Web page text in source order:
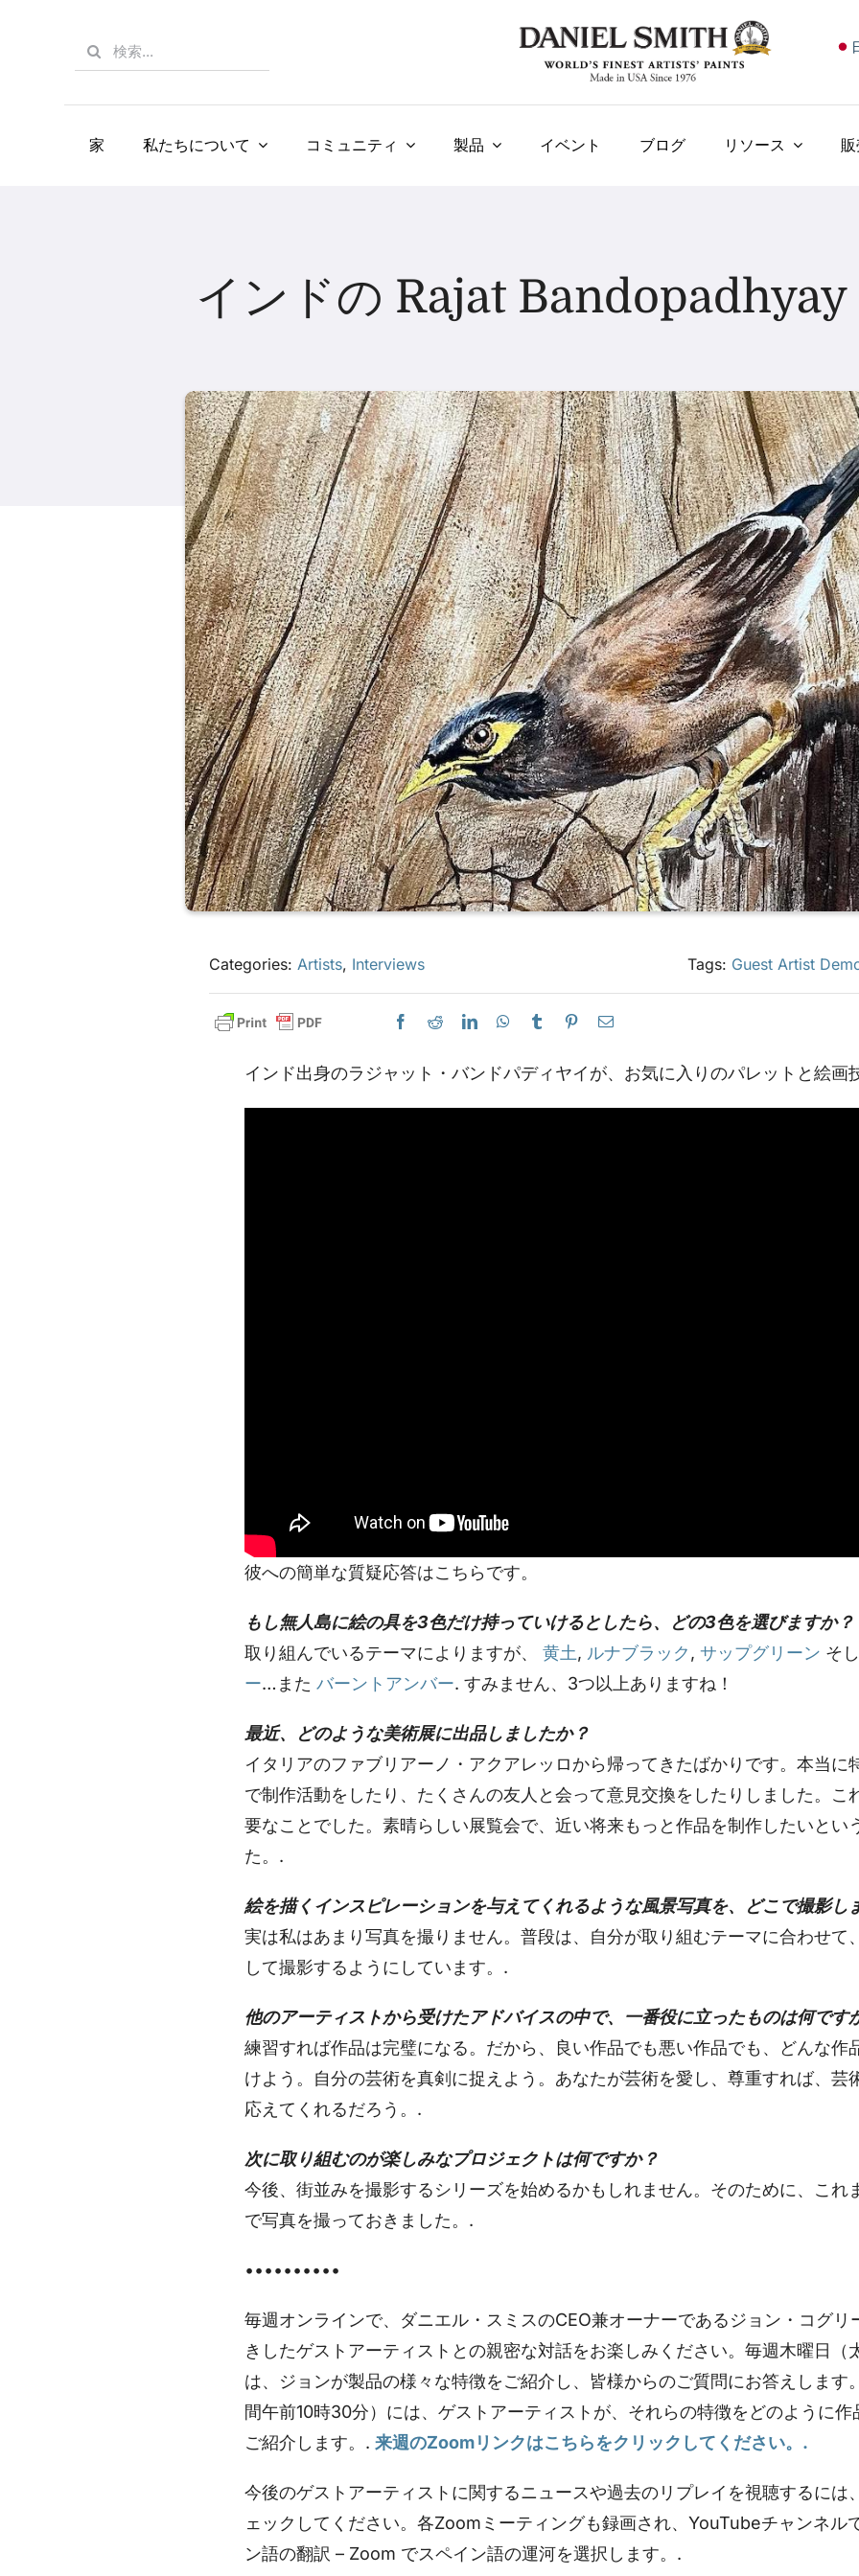
Search
for:
家 私たちについて コミュニティ 製品 イベント ブログ リソース
インドの Rajat Bandopadhyay
Categories:Artists, Interviews Tags: Guest Artist
インド出身のラジャット・バンドパディヤイが、お気に入りのパレットと絵画
彼への簡単な質疑応答はこちらです。
もし無人島に絵の具を3色だけ持っていけるとしたら、どの3色を選びますか？
取り組んでいるテーマによりますが、黄土, ルナブラック,サップグリーン そ
ー…またバーントアンバー. すみません、3つ以上ありますね！
最近、どのような美術展に出品しましたか？
イタリアのファブリアーノ・アクアレッロから帰ってきたばかりです。本当に
で制作活動をしたり、たくさんの友人と会って意見交換をしたりしました。こ
要なことでした。素晴らしい展覧会で、近い将来もっと作品を制作したいとい
た。.
絵を描くインスピレーションを与えてくれるような風景写真を、どこで撮影し
実は私はあまり写真を撮りません。普段は、自分が取り組むテーマに合わせて
して撮影するようにしています。.
他のアーティストから受けたアドバイスの中で、一番役に立ったものは何です
練習すれば作品は完璧になる。だから、良い作品でも悪い作品でも、どんな作
けよう。自分の芸術を真剣に捉えよう。あなたが芸術を愛し、尊重すれば、芸
応えてくれるだろう。.
次に取り組むのが楽しみなプロジェクトは何ですか？
今後、街並みを撮影するシリーズを始めるかもしれません。そのために、これ
で写真を撮っておきました。.
••••••••••
毎週オンラインで、ダニエル・スミスのCEO兼オーナーであるジョン・コグリ
きしたゲストアーティストとの親密な対話をお楽しみください。毎週木曜日（
は、ジョンが製品の様々な特徴をご紹介し、皆様からのご質問にお答えします
間午前10時30分）には、ゲストアーティストが、それらの特徴をどのように
ご紹介します。.来週のZoomリンクはこちらをクリックしてください。.
今後のゲストアーティストに関するニュースや過去のリプレイを視聴するに
ェックしてください。各Zoomミーティングも録画され、YouTubeチャンネル
ン語の翻訳 – Zoom でスペイン語の運河を選択します。.